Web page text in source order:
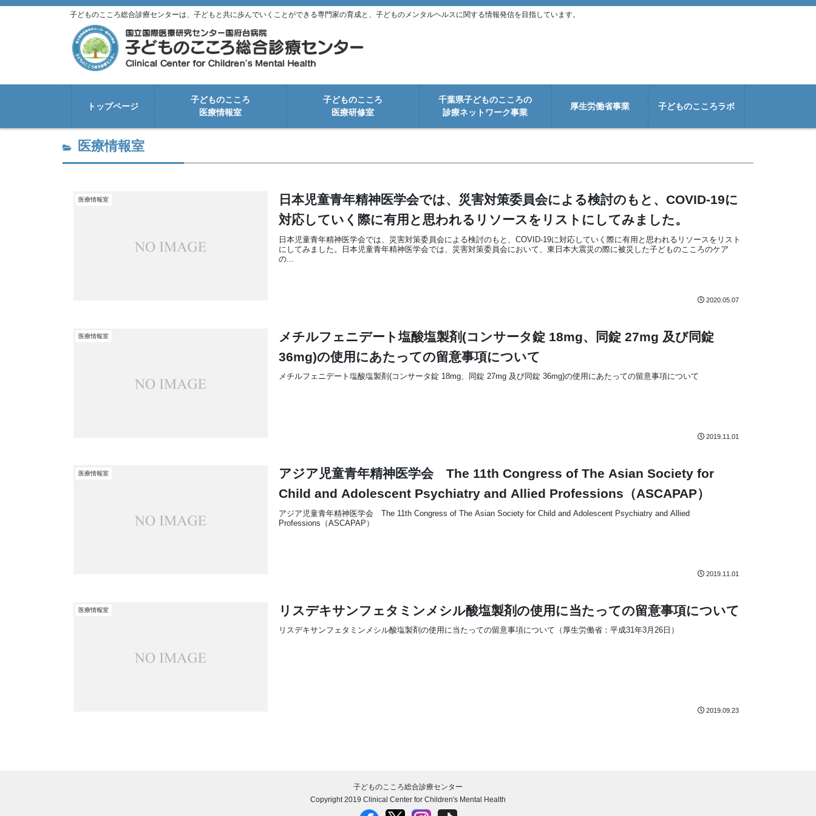
子どものこころ総合診療センターは、子どもと共に歩んでいくことができる専門家の育成と、子どものメンタルヘルスに関する情報発信を目指しています。
トップページ
子どものこころ
医療情報室
子どものこころ
医療研修室
千葉県子どものこころの
診療ネットワーク事業
厚生労働省事業 子どものこころラボ
医療情報室
医療情報室
日本児童青年精神医学会では、災害対策委員会による検討のもと、COVID-19に
対応していく際に有用と思われるリソースをリストにしてみました。
日本児童青年精神医学会では、災害対策委員会による検討のもと、COVID-19に対応していく際に有用と思われるリソースをリスト
にしてみました。日本児童青年精神医学会では、災害対策委員会において、東日本大震災の際に被災した子どものこころのケア
の...
2020.05.07
医療情報室
メチルフェニデート塩酸塩製剤(コンサータ錠 18mg、同錠 27mg 及び同錠
36mg)の使用にあたっての留意事項について
メチルフェニデート塩酸塩製剤(コンサータ錠 18mg、同錠 27mg 及び同錠 36mg)の使用にあたっての留意事項について
2019.11.01
医療情報室
アジア児童青年精神医学会 The 11th Congress of The Asian Society for
Child and Adolescent Psychiatry and Allied Professions（ASCAPAP）
アジア児童青年精神医学会 The 11th Congress of The Asian Society for Child and Adolescent Psychiatry and Allied
Professions（ASCAPAP）
2019.11.01
医療情報室 リスデキサンフェタミンメシル酸塩製剤の使用に当たっての留意事項について
リスデキサンフェタミンメシル酸塩製剤の使用に当たっての留意事項について（厚生労働省：平成31年3月26日）
2019.09.23
子どものこころ総合診療センター
Copyright 2019 Clinical Center for Children's Mental Health